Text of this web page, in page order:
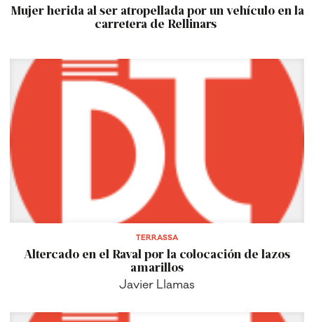
Mujer herida al ser atropellada por un vehículo en la
carretera de Rellinars
TERRASSA
Altercado en el Raval por la colocación de lazos
amarillos
Javier Llamas